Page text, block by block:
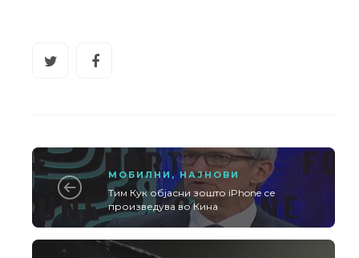
МОБИЛНИ , НАЈНОВИ
Тим Кук објасни зошто iPhone се
произведува во Кина